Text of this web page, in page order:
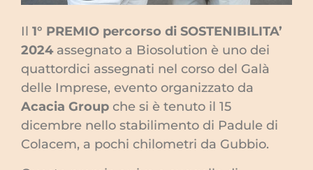
Il 1° PREMIO percorso di SOSTENIBILITA’
2024assegnato a Biosolution è uno dei
quattordici assegnati nel corso del Galà
delle Imprese, evento organizzato da
Acacia Group che si è tenuto il 15
dicembre nello stabilimento di Padule di
Colacem, a pochi chilometri da Gubbio.